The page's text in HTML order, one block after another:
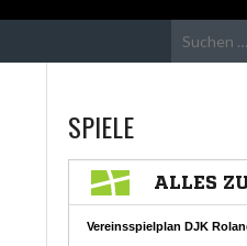
SPIELE